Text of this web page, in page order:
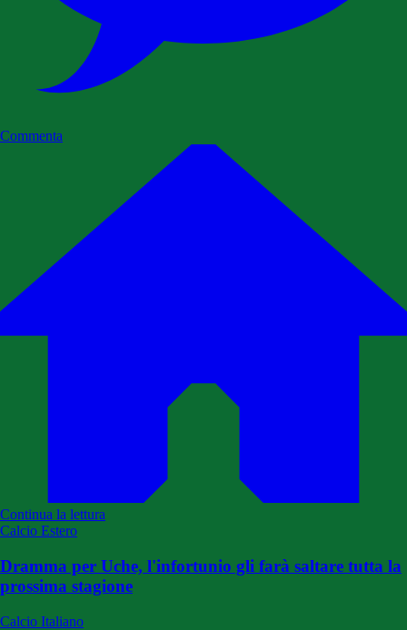
Commenta
Continua la lettura
Calcio Estero
Dramma per Uche, l'infortunio gli farà saltare tutta la
prossima stagione
Calcio Italiano